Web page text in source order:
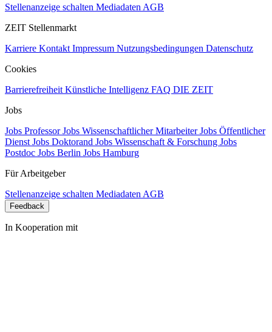
Stellenanzeige schalten Mediadaten AGB
ZEIT Stellenmarkt
Karriere Kontakt Impressum Nutzungsbedingungen Datenschutz
Cookies
Barrierefreiheit Künstliche Intelligenz FAQ DIE ZEIT
Jobs
Jobs ProfessorJobs Wissenschaftlicher MitarbeiterJobs Öffentlicher
Dienst Jobs Doktorand Jobs Wissenschaft & Forschung Jobs
Postdoc Jobs Berlin Jobs Hamburg
Für Arbeitgeber
Stellenanzeige schalten Mediadaten AGB
Feedback
In Kooperation mit